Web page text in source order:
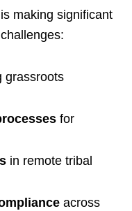
making significant
grassroots
for
in remote tribal
across